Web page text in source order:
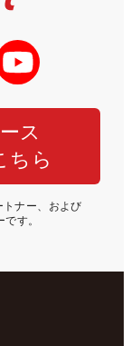
ス
ちら
ナー、および
す。